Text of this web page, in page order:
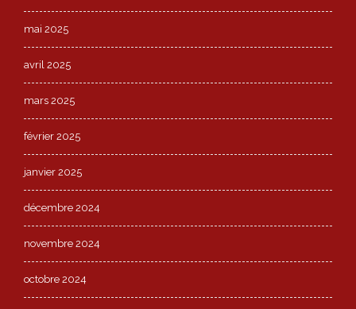
mai 2025
avril 2025
mars 2025
février 2025
janvier 2025
décembre 2024
novembre 2024
octobre 2024